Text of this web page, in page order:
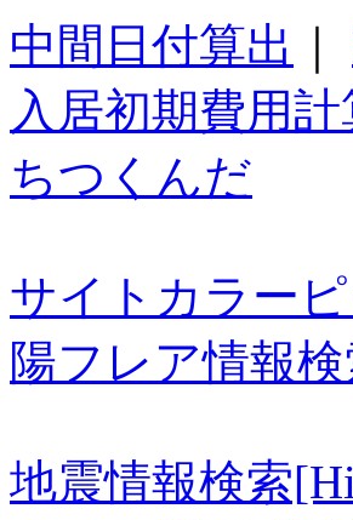
中間日付算出
入居初期費用計
ちつくんだ
サイトカラー
陽フレア情報検
地震情報検索